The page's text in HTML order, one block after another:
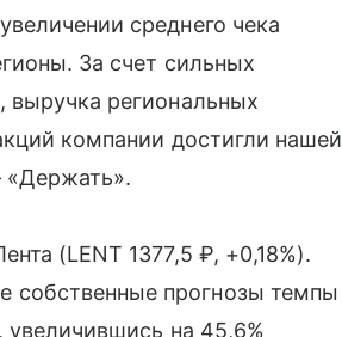
среднего чека
За счет сильных
выручка региональных
компании достигли нашей
(LENT 1377,5 ₽, +0,18%).
прогнозы темпы
на 45,6%